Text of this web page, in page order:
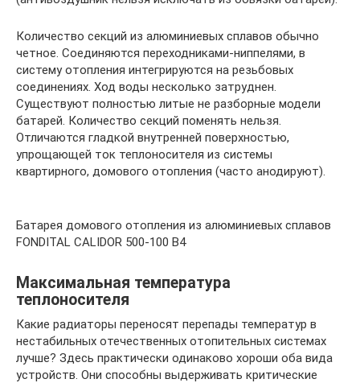
Количество секций из алюминиевых сплавов обычно
четное. Соединяются переходниками-ниппелями, в
систему отопления интегрируются на резьбовых
соединениях. Ход воды несколько затруднен.
Существуют полностью литые не разборные модели
батарей. Количество секций поменять нельзя.
Отличаются гладкой внутренней поверхностью,
упрощающей ток теплоносителя из системы
квартирного, домового отопления (часто анодируют).
Батарея домового отопления из алюминиевых сплавов
FONDITAL CALIDOR 500-100 B4
Максимальная температура
теплоносителя
Какие радиаторы переносят перепады температур в
нестабильных отечественных отопительных системах
лучше? Здесь практически одинаково хороши оба вида
устройств. Они способны выдерживать критические